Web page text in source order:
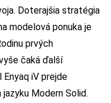
Doterajšia stratégia
modelová ponuka je
prvých
čaká ďalší
iV prejde
Modern Solid.